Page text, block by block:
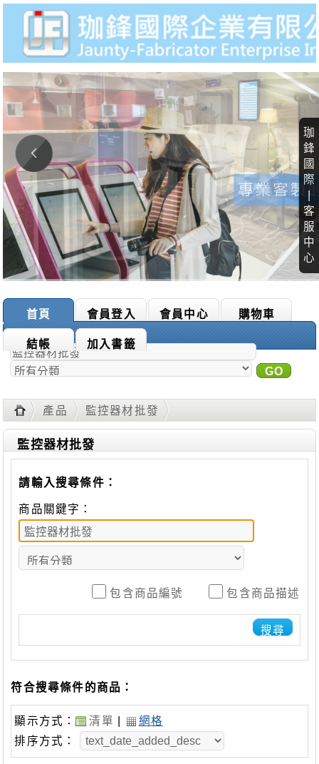
珈
鋒
國
際
|
客
服
中
心
首頁 會員登入 會員中心 購物車
結帳 加入書籤
商品搜尋：
GO
產品
監控器材批發
監控器材批發
請輸入搜尋條件：
商品關鍵字：
包含商品編號 包含商品描述
搜尋
符合搜尋條件的商品：
顯示方式： 清單
網格
排序方式：